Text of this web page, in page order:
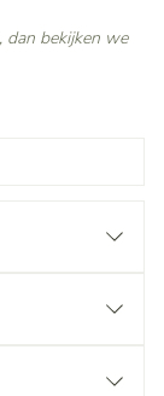
dan bekijken we